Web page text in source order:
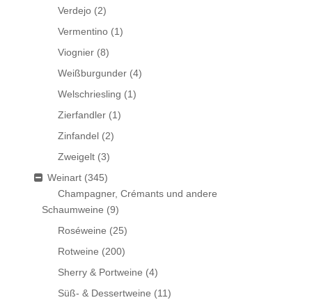
Verdejo (2)
Vermentino (1)
Viognier (8)
Weißburgunder (4)
Welschriesling (1)
Zierfandler (1)
Zinfandel (2)
Zweigelt (3)
Weinart (345)
Champagner, Crémants und andere
Schaumweine (9)
Roséweine (25)
Rotweine (200)
Sherry & Portweine (4)
Süß- & Dessertweine (11)